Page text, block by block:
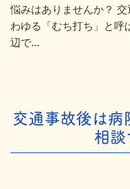
悩みはありませんか？
わゆる「むち打ち」と呼
辺で...
交通事故後は
相